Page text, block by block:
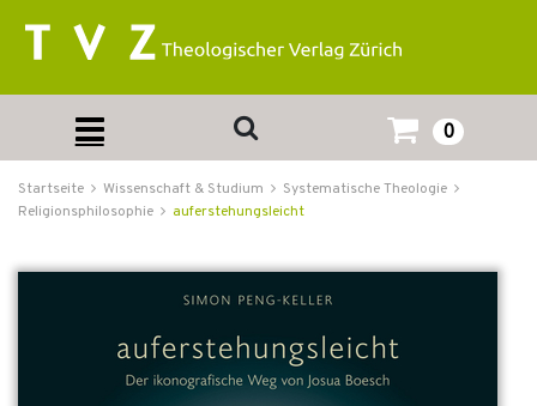
0
Startseite Wissenschaft & Studium
Systematische Theologie
Religionsphilosophie
auferstehungsleicht